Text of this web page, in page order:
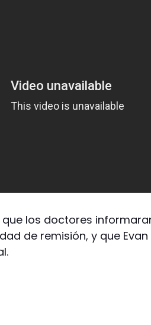
los doctores
de remisión, y que Evan